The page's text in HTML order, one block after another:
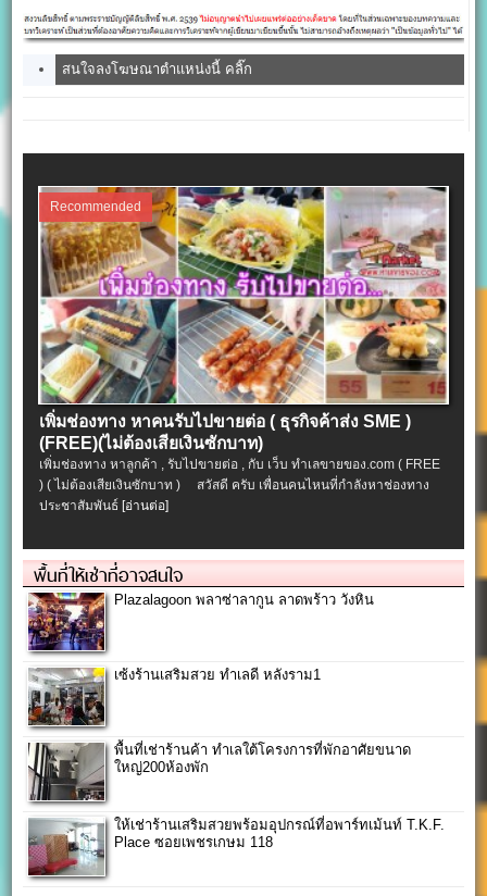
สนใจลงโฆษณาตำแหน่งนี้ คลิ๊ก
Recommended
เพิ่มช่องทาง หาคนรับไปขายต่อ ( ธุรกิจค้าส่ง SME )
(FREE)(ไม่ต้องเสียเงินซักบาท)
เพิ่มช่องทาง หาลูกค้า , รับไปขายต่อ , กับ เว็บ ทำเลขายของ.com ( FREE
) ( ไม่ต้องเสียเงินซักบาท ) สวัสดี ครับ เพื่อนคนไหนที่กำลังหาช่องทาง
ประชาสัมพันธ์[อ่านต่อ]
พื้นที่ให้เช่าที่อาจสนใจ
Plazalagoon พลาซ่าลากูน ลาดพร้าว วังหิน
เซ้งร้านเสริมสวย ทำเลดี หลังราม1
พื้นที่เช่าร้านค้า ทำเลใต้โครงการที่พักอาศัยขนาด
ใหญ่200ห้องพัก
ให้เช่าร้านเสริมสวยพร้อมอุปกรณ์ที่อพาร์ทเม้นท์ T.K.F.
Place ซอยเพชรเกษม 118